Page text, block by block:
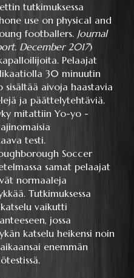
tutkimuksessa
use on physical and
footballers. Journal
December 2017)
Pelaajat
30 minuutin
aivoja haastavia
ja päättelytehtäviä.
mitattiin Yo-yo -
testi.
Soccer
samat pelaajat
normaaleja
Tutkimuksessa
vaikutti
jossa
katselu heikensi noin
enemmän